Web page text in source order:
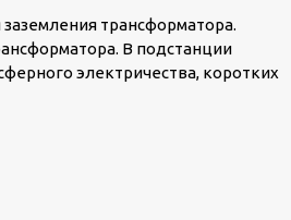
трансформатора.
В подстанции
электричества, коротких